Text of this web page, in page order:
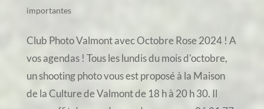
importantes
Club Photo Valmont avec Octobre Rose 2024 ! A
vos agendas ! Tous les lundis du mois d'octobre,
un shooting photo vous est proposé à la Maison
de la Culture de Valmont de 18 h à 20 h 30. Il